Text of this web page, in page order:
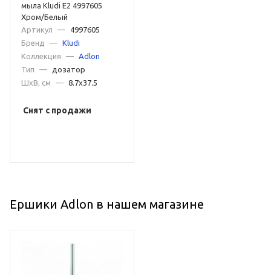
мыла Kludi E2 4997605
Хром/Белый
Артикул
—
4997605
Бренд
— Kludi
Коллекция
—
Adlon
Тип
—
дозатор
ШxВ, см
— 8.7x37.5
Снят с продажи
Ершики Adlon в нашем магазине